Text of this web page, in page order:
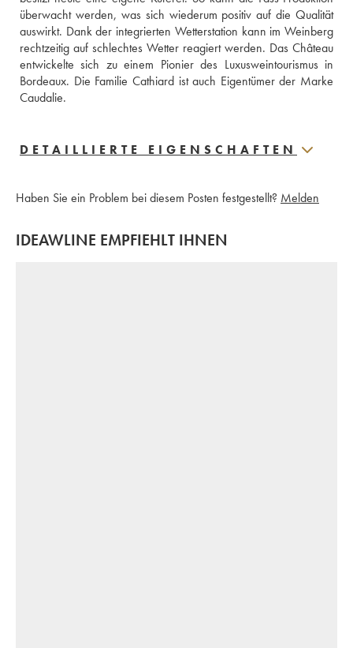
überwacht werden, was sich wiederum positiv auf die Qualität
auswirkt. Dank der integrierten Wetterstation kann im Weinberg
rechtzeitig auf schlechtes Wetter reagiert werden. Das Château
entwickelte sich zu einem Pionier des Luxusweintourismus in
Bordeaux. Die Familie Cathiard ist auch Eigentümer der Marke
Caudalie.
DETAILLIERTE EIGENSCHAFTEN
Haben Sie ein Problem bei diesem Posten festgestellt? Melden
IDEAWLINE EMPFIEHLT IHNEN